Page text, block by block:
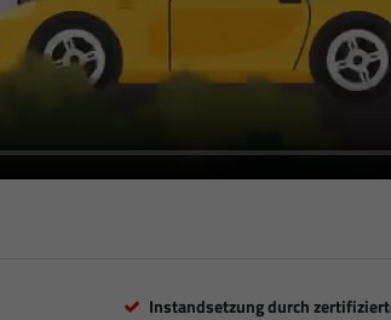
Instandsetzung durch